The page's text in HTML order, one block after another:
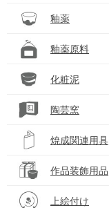
釉薬
釉薬原料
化粧泥
陶芸窯
焼成関連用具
作品装飾用品
上絵付け